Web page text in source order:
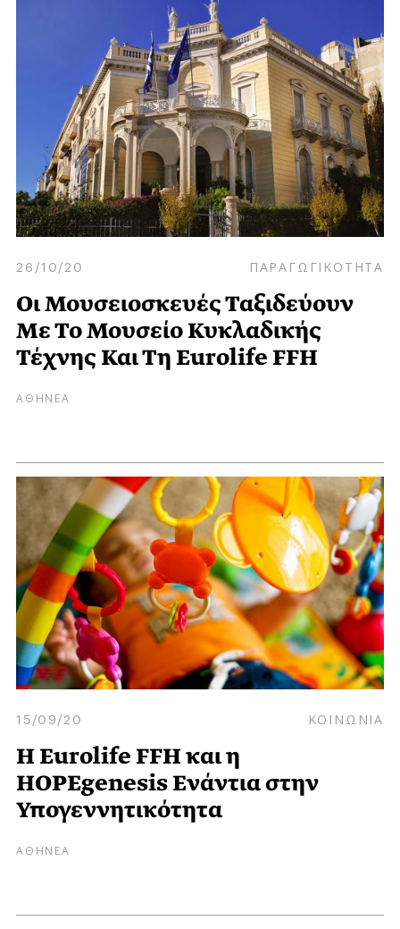
26/10/20 ΠΑΡΑΓΩΓΙΚΟΤΗΤΑ
Οι Μουσειοσκευές Ταξιδεύουν
Με Το Μουσείο Κυκλαδικής
Τέχνης Και Τη Eurolife FFH
ΑΘΗΝΕΑ
15/09/20 ΚΟΙΝΩΝΙΑ
Η Eurolife FFH και η
HOPEgenesis Ενάντια στην
Υπογεννητικότητα
ΑΘΗΝΕΑ